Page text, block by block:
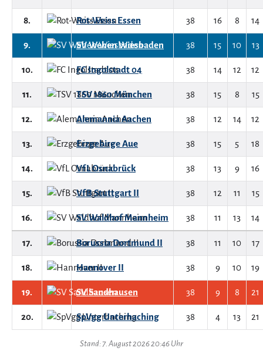
8. Rot-Weiss Essen 38 16 8 14
9. SV Wehen Wiesbaden 38 15 10 13
10. FC Ingolstadt 04 38 14 12 12
11. TSV 1860 München 38 15 8 15
12. Alemannia Aachen 38 12 14 12
13. Erzgebirge Aue 38 15 5 18
14. VfL Osnabrück 38 13 9 16
15. VfB Stuttgart II 38 12 11 15
16. SV Waldhof Mannheim 38 11 13 14
17. Borussia Dortmund II 38 11 10 17
18. Hannover II 38 9 10 19
19. SV Sandhausen 38 9 8 21
20. SpVgg Unterhaching 38 4 13 21
Stand: 7. August 2026 20:46 Uhr